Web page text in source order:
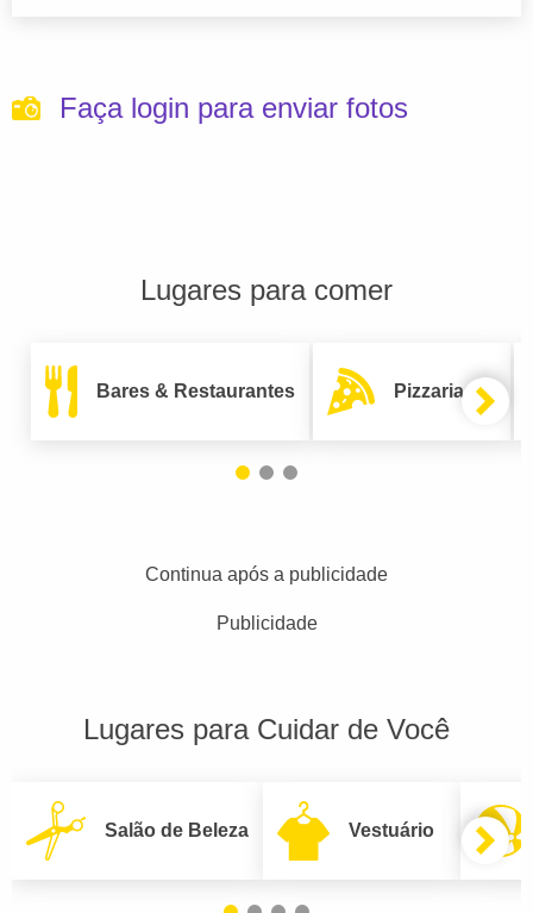
Faça login para enviar fotos
Lugares para comer
Bares & Restaurantes Pizzarias
Continua após a publicidade
Publicidade
Lugares para Cuidar de Você
Salão de Beleza Vestuário